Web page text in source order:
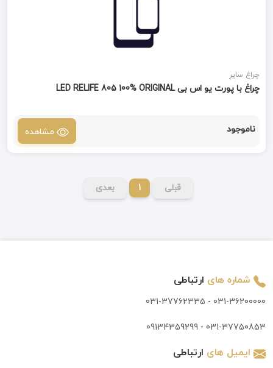
چراغ سایر
چراغ با پورت یو اس بی LED RELIFE 805 100% ORIGINAL
ناموجود مشاهده
قبلی 1 بعدی
شماره های ارتباطی
031-36200000
-
031-37762335
031-37750853
-
09134359299
ایمیل های ارتباطی